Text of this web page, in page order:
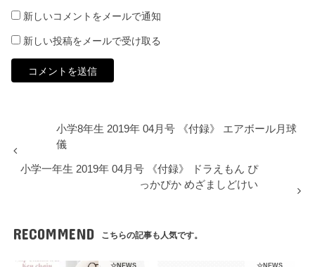
新しいコメントをメールで通知
新しい投稿をメールで受け取る
小学8年生 2019年 04月号 《付録》 エアボール月球
儀
小学一年生 2019年 04月号 《付録》 ドラえもん ぴ
っかぴか めざましどけい
RECOMMEND こちらの記事も人気です。